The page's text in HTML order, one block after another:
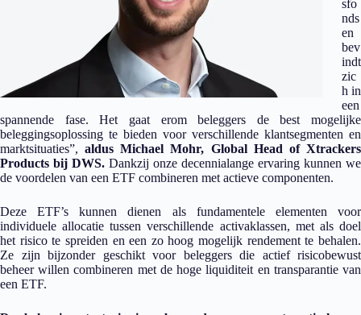
sfo
nds
en
bev
indt
zic
h in
een
spannende fase. Het gaat erom beleggers de best mogelijke
beleggingsoplossing te bieden voor verschillende klantsegmenten en
marktsituaties”,aldus Michael Mohr, Global Head of Xtrackers
Products bij DWS. Dankzij onze decennialange ervaring kunnen we
de voordelen van een ETF combineren met actieve componenten.
Deze ETF’s kunnen dienen als fundamentele elementen voor
individuele allocatie tussen verschillende activaklassen, met als doel
het risico te spreiden en een zo hoog mogelijk rendement te behalen.
Ze zijn bijzonder geschikt voor beleggers die actief risicobewust
beheer willen combineren met de hoge liquiditeit en transparantie van
een ETF.